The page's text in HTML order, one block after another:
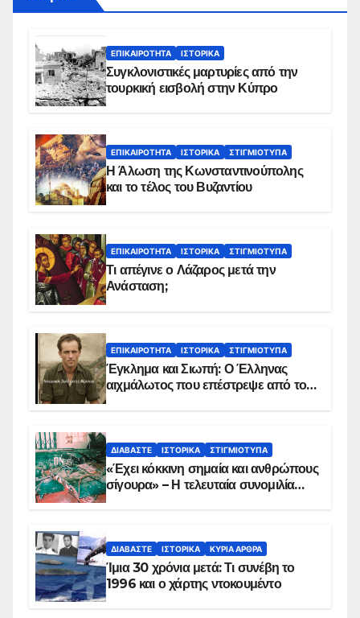
ΕΠΙΚΑΙΡΌΤΗΤΑ ΙΣΤΟΡΙΚΆ
Συγκλονιστικές μαρτυρίες από την
τουρκική εισβολή στην Κύπρο
ΕΠΙΚΑΙΡΌΤΗΤΑ ΙΣΤΟΡΙΚΆ ΣΤΙΓΜΙΌΤΥΠΑ
Η Άλωση της Κωνσταντινούπολης
και το τέλος του Βυζαντίου
ΕΠΙΚΑΙΡΌΤΗΤΑ ΙΣΤΟΡΙΚΆ ΣΤΙΓΜΙΌΤΥΠΑ
Τι απέγινε ο Λάζαρος μετά την
Ανάσταση;
ΕΠΙΚΑΙΡΌΤΗΤΑ ΙΣΤΟΡΙΚΆ ΣΤΙΓΜΙΌΤΥΠΑ
Έγκλημα και Σιωπή: Ο Έλληνας
αιχμάλωτος που επέστρεψε από το
ΔΙΑΒΆΣΤΕ ΙΣΤΟΡΙΚΆ ΣΤΙΓΜΙΌΤΥΠΑ
«Έχει κόκκινη σημαία και ανθρώπους
σίγουρα» – Η τελευταία συνομιλία
ΔΙΑΒΆΣΤΕ ΙΣΤΟΡΙΚΆ ΚΥΡΙΑ ΑΡΘΡΑ
Ίμια 30 χρόνια μετά: Τι συνέβη το
1996 και ο χάρτης ντοκουμέντο